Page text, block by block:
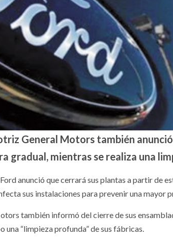
General Motors también
gradual, mientras se realiza una
anunció que cerrará sus plantas a partir de
sus instalaciones para prevenir una mayor
también informó del cierre de sus
una “limpieza profunda” de sus fábricas.